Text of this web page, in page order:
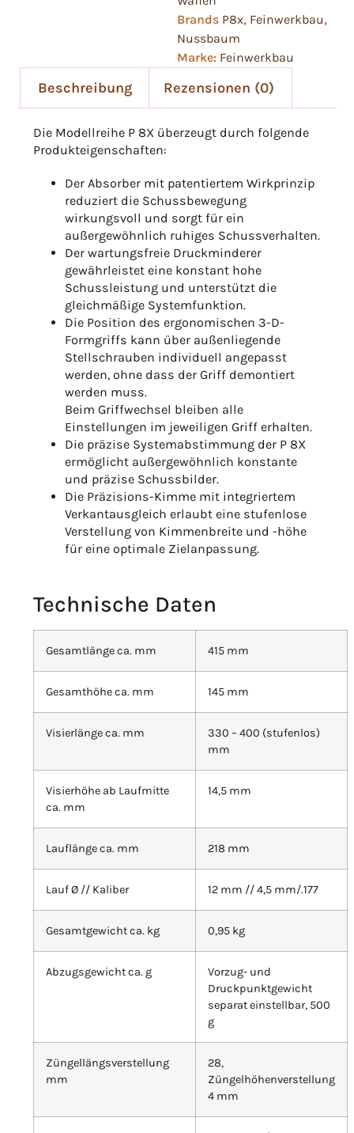
Brands P8x, Feinwerkbau,
Nussbaum
Marke: Feinwerkbau
Beschreibung Rezensionen (0)
Die Modellreihe P 8X überzeugt durch folgende
Produkteigenschaften:
Der Absorber mit patentiertem Wirkprinzip
reduziert die Schussbewegung
wirkungsvoll und sorgt für ein
außergewöhnlich ruhiges Schussverhalten.
Der wartungsfreie Druckminderer
gewährleistet eine konstant hohe
Schussleistung und unterstützt die
gleichmäßige Systemfunktion.
Die Position des ergonomischen 3-D-
Formgriffs kann über außenliegende
Stellschrauben individuell angepasst
werden, ohne dass der Griff demontiert
werden muss.
Beim Griffwechsel bleiben alle
Einstellungen im jeweiligen Griff erhalten.
Die präzise Systemabstimmung der P 8X
ermöglicht außergewöhnlich konstante
und präzise Schussbilder.
Die Präzisions-Kimme mit integriertem
Verkantausgleich erlaubt eine stufenlose
Verstellung von Kimmenbreite und -höhe
für eine optimale Zielanpassung.
Technische Daten
Gesamtlänge ca. mm 415 mm
Gesamthöhe ca. mm 145 mm
Visierlänge ca. mm
330 – 400 (stufenlos)
mm
Visierhöhe ab Laufmitte
ca. mm
14,5 mm
Lauflänge ca. mm 218 mm
Lauf Ø // Kaliber 12 mm // 4,5 mm/.177
Gesamtgewicht ca. kg 0,95 kg
Abzugsgewicht ca. g
Vorzug- und
Druckpunktgewicht
separat einstellbar, 500
g
Züngellängsverstellung
mm
28,
Züngelhöhenverstellung
4 mm